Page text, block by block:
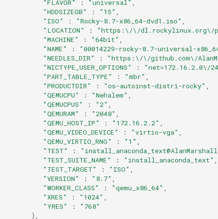
"FLAVOR"
: "universal"
"HDDSIZEGB"
: "15"
"ISO"
: "Rocky-8.7-x86_64-dvd1.iso"
"LOCATION"
:
"https:\/\/dl.rockylinux.org\/
"MACHINE"
: "64bit"
"NAME"
:
"00014229-rocky-8.7-universal-
"NEEDLES_DIR"
:
"https:\/\/github.com\/
"NICTYPE_USER_OPTIONS"
:
"net=172.16.2.0\/
"PART_TABLE_TYPE"
: "mbr"
"PRODUCTDIR"
: "os-autoinst-distri-rocky"
"QEMUCPU"
: "Nehalem"
"QEMUCPUS"
: "2"
"QEMURAM"
: "2048"
"QEMU_HOST_IP"
: "172.16.2.2"
"QEMU_VIDEO_DEVICE"
: "virtio-vga"
"QEMU_VIRTIO_RNG"
: "1"
"TEST"
:
"TEST_SUITE_NAME"
:
"install_anaconda_text"
"TEST_TARGET"
: "ISO"
"VERSION"
: "8.7"
"WORKER_CLASS"
: "qemu_x86_64"
"XRES"
: "1024"
"YRES"
:
"768"
}